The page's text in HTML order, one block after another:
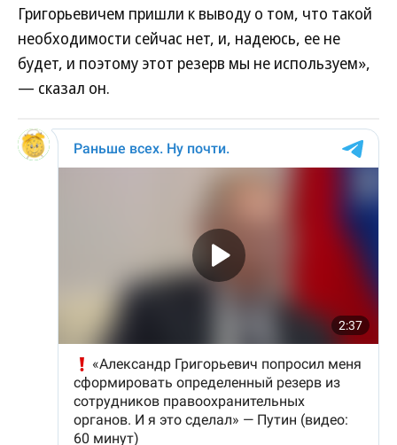
Григорьевичем пришли к выводу о том, что такой
необходимости сейчас нет, и, надеюсь, ее не
будет, и поэтому этот резерв мы не используем»,
— сказал он.